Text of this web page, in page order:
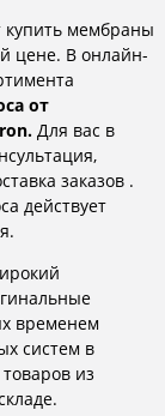
купить мембраны
цене. В онлайн-
от
Для вас в
заказов .
действует
временем
систем в
из